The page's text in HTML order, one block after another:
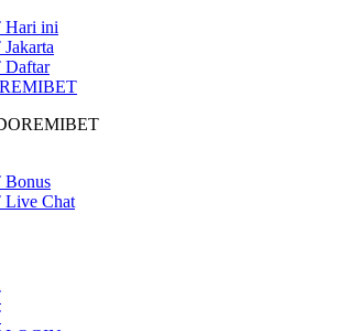
ini
Chat